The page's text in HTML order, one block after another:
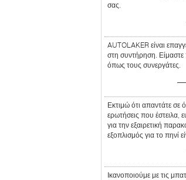
σας.
AUTOLAKER είναι
στη συντήρηση. Είμαστε
όπως τους συνεργάτες.
Εκτιμώ ότι απαντάτε σε
ερωτήσεις που έστειλα,
για την εξαιρετική
εξοπλισμός για το πηνί
Ικανοποιούμε με τις